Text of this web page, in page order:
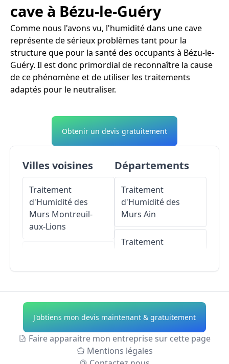
cave à Bézu-le-Guéry
Comme nous l'avons vu, l'humidité dans une cave
représente de sérieux problèmes tant pour la
structure que pour la santé des occupants à Bézu-le-
Guéry. Il est donc primordial de reconnaître la cause
de ce phénomène et de utiliser les traitements
adaptés pour le neutraliser.
Obtenir un devis gratuitement
Villes voisines
Traitement
d'Humidité des
Murs Montreuil-
aux-Lions
Traitement
d'Humidité des
MursVilliers-Saint-
Denis
Départements
Traitement
d'Humidité des
Murs Ain
Traitement
Traitement
d'Humidité des
Murs Allier
Traitement
d'Humidité des
J'obtiens mon devis maintenant & gratuitement
Faire apparaitre mon entreprise sur cette page
Mentions légales